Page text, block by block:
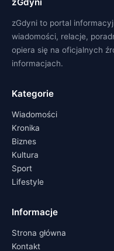
zGdyni to portal
wiadomości, relacje,
opiera się na oficjalnych
informacjach.
Kategorie
Wiadomości
Kronika
Biznes
Kultura
Sport
Lifestyle
Informacje
Strona główna
Kontakt